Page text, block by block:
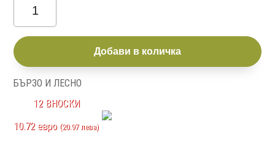
количество
за
АРФ-
Сонома
-
58
Добави в количка
БЪРЗО И ЛЕСНО
12 ВНОСКИ
10.72 евро (20.97 лева)